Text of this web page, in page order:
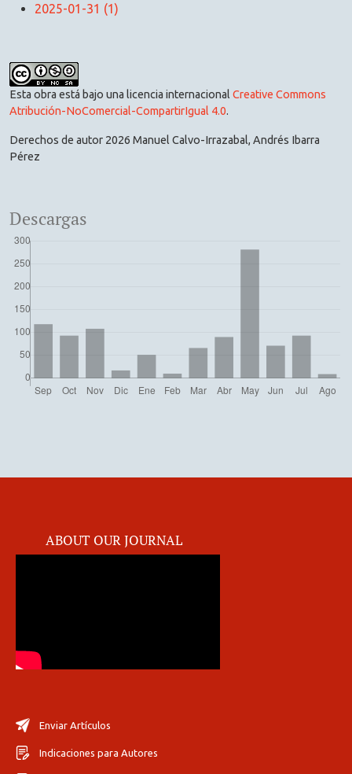
2025-01-31 (1)
Esta obra está bajo una licencia internacional Creative Commons
Atribución-NoComercial-CompartirIgual 4.0.
Derechos de autor 2026 Manuel Calvo-Irrazabal, Andrés Ibarra
Pérez
Descargas
ABOUT OUR JOURNAL
Enviar Artículos
Indicaciones para Autores